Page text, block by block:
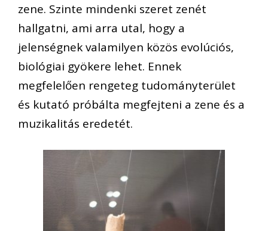
zene. Szinte mindenki szeret zenét
hallgatni, ami arra utal, hogy a
jelenségnek valamilyen közös evolúciós,
biológiai gyökere lehet. Ennek
megfelelően rengeteg tudományterület
és kutató próbálta megfejteni a zene és a
muzikalitás eredetét.